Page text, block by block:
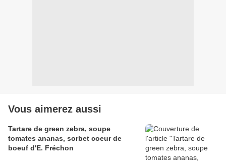
Vous aimerez aussi
Tartare de green zebra, soupe
tomates ananas, sorbet coeur de
boeuf d'E. Fréchon